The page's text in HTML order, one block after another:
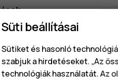
Süti beállításai
Sütiket és hasonló
szabjuk a hirdetéseket. „Az
technológiák használatát. Az